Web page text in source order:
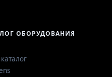
ОБОРУДОВАНИЯ